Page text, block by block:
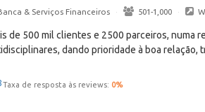
& Serviços Financeiros · 501-1,000 ·
de 500 mil clientes e 2500 parceiros, numa
dando prioridade à boa relação,
Taxa de resposta às reviews: 0%